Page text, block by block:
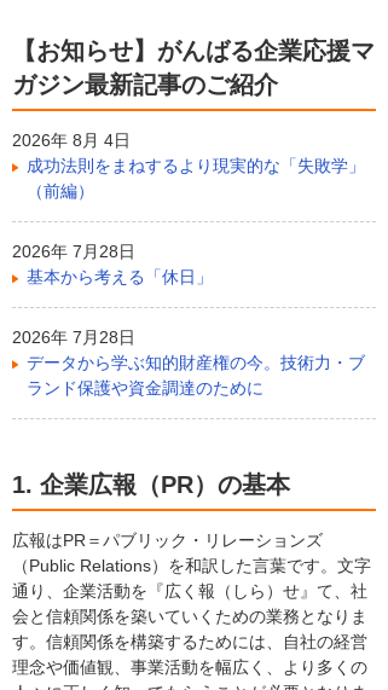
【お知らせ】がんばる企業応援マ
ガジン最新記事のご紹介
2026年 8月 4日
成功法則をまねするより現実的な「失敗学」
（前編）
2026年 7月28日
基本から考える「休日」
2026年 7月28日
データから学ぶ知的財産権の今。技術力・ブ
ランド保護や資金調達のために
1. 企業広報（PR）の基本
広報はPR＝パブリック・リレーションズ
（Public Relations）を和訳した言葉です。文字
通り、企業活動を『広く報（しら）せ』て、社
会と信頼関係を築いていくための業務となりま
す。信頼関係を構築するためには、自社の経営
理念や価値観、事業活動を幅広く、より多くの